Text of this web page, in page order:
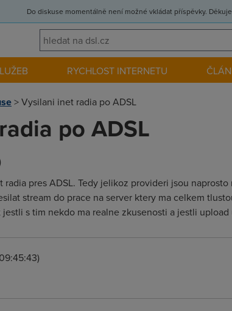
Do diskuse momentálně není možné vkládat příspěvky.
RYCHLOST INTERNETU
>Vysilani inet radia po ADSL
po ADSL
pres ADSL. Tedy jelikoz provideri jsou
stream do prace na server ktery ma celkem
s tim nekdo ma realne zkusenosti a jestli